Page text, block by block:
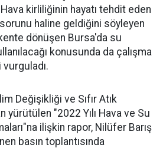
Hava kirliliğinin hayatı tehdit eden
haline geldiğini söyleyen
dönüşen Bursa'da su
konusunda da çalışma
vurguladı.
Değişikliği ve Sıfır Atık
yürütülen "2022 Yılı Hava ve Su
ilişkin rapor, Nilüfer Barış
basın toplantısında